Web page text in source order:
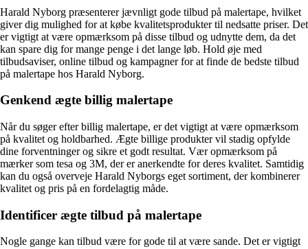
Harald Nyborg præsenterer jævnligt gode tilbud på malertape, hvilket
giver dig mulighed for at købe kvalitetsprodukter til nedsatte priser. Det
er vigtigt at være opmærksom på disse tilbud og udnytte dem, da det
kan spare dig for mange penge i det lange løb. Hold øje med
tilbudsaviser, online tilbud og kampagner for at finde de bedste tilbud
på malertape hos Harald Nyborg.
Genkend ægte billig malertape
Når du søger efter billig malertape, er det vigtigt at være opmærksom
på kvalitet og holdbarhed. Ægte billige produkter vil stadig opfylde
dine forventninger og sikre et godt resultat. Vær opmærksom på
mærker som tesa og 3M, der er anerkendte for deres kvalitet. Samtidig
kan du også overveje Harald Nyborgs eget sortiment, der kombinerer
kvalitet og pris på en fordelagtig måde.
Identificer ægte tilbud på malertape
Nogle gange kan tilbud være for gode til at være sande. Det er vigtigt